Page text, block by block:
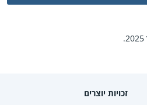
זכויות יוצרים